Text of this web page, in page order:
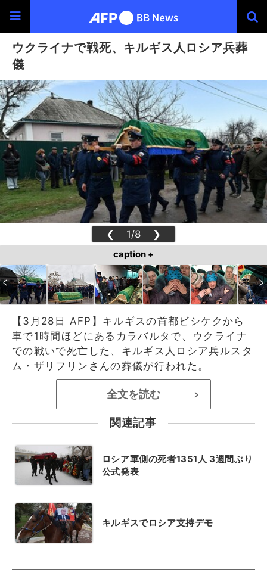
ウクライナで戦死、キルギス人ロシア兵葬
儀
❮ 1/8 ❯
caption +
【3月28日 AFP】キルギスの首都ビシケクから
車で1時間ほどにあるカラバルタで、ウクライナ
での戦いで死亡した、キルギス人ロシア兵ルスタ
ム・ザリフリンさんの葬儀が行われた。
全文を読む >
関連記事
ロシア軍側の死者1351人 3週間ぶり
公式発表
キルギスでロシア支持デモ